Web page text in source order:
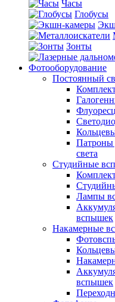
Часы
Глобусы
Зонты
Фотооборудование
Постоянный
Патроны
света
Студийные
Лампы
вспышек
Накамерные
вспышек